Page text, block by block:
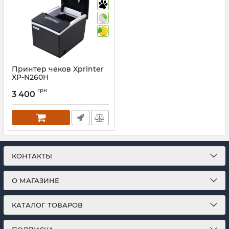
Принтер чеков Xprinter
XP-N260H
Артикул: 881
3 400 грн
КОНТАКТЫ
О МАГАЗИНЕ
КАТАЛОГ ТОВАРОВ